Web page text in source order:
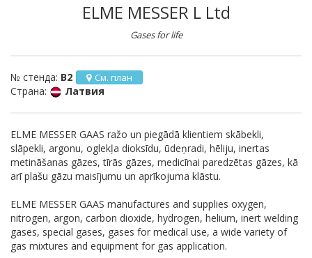
ELME MESSER L Ltd
Gases for life
№ стенда: B2 См. план
Страна: Латвия
ELME MESSER GAAS ražo un piegādā klientiem skābekli,
slāpekli, argonu, oglekļa dioksīdu, ūdeņradi, hēliju, inertas
metināšanas gāzes, tīrās gāzes, medicīnai paredzētas gāzes, kā
arī plašu gāzu maisījumu un aprīkojuma klāstu.
ELME MESSER GAAS manufactures and supplies oxygen,
nitrogen, argon, carbon dioxide, hydrogen, helium, inert welding
gases, special gases, gases for medical use, a wide variety of
gas mixtures and equipment for gas application.